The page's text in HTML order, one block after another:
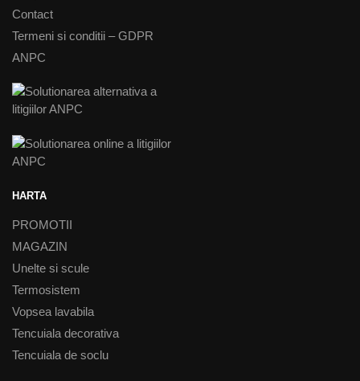
Contact
Termeni si conditii – GDPR
ANPC
HARTA
PROMOTII
MAGAZIN
Unelte si scule
Termosistem
Vopsea lavabila
Tencuiala decorativa
Tencuiala de soclu